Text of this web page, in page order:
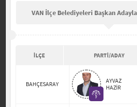
VAN İlçe Belediyeleri Başkan
İLÇE PARTİ/ADAY
BAHÇESARAY
AYVAZ
HAZİR